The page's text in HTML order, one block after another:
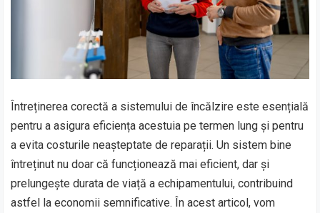
Întreținerea corectă a sistemului de încălzire este esențială
pentru a asigura eficiența acestuia pe termen lung și pentru
a evita costurile neașteptate de reparații. Un sistem bine
întreținut nu doar că funcționează mai eficient, dar și
prelungește durata de viață a echipamentului, contribuind
astfel la economii semnificative. În acest articol, vom